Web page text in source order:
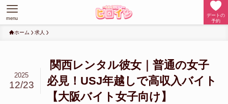
デートの
予約
menu
ホーム 求人
関西レンタル彼女｜普通の女子
必見！USJ年越しで高収入バイト
【大阪バイト女子向け】
2025
12/23